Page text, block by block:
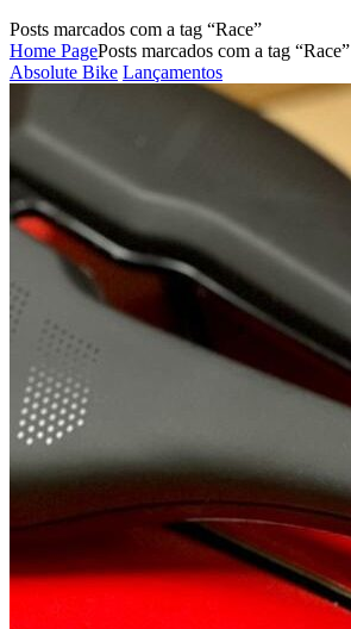
Posts marcados com a tag “Race”
Home PagePosts marcados com a tag “Race”
Categories
Absolute Bike Lançamentos